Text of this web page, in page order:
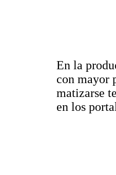
En la
con mayor
matizarse
en los